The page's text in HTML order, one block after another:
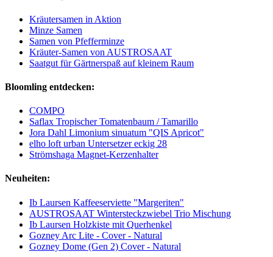
Kräutersamen in Aktion
Minze Samen
Samen von Pfefferminze
Kräuter-Samen von AUSTROSAAT
Saatgut für Gärtnerspaß auf kleinem Raum
Bloomling entdecken:
COMPO
Saflax Tropischer Tomatenbaum / Tamarillo
Jora Dahl Limonium sinuatum "QIS Apricot"
elho loft urban Untersetzer eckig 28
Strömshaga Magnet-Kerzenhalter
Neuheiten:
Ib Laursen Kaffeeserviette "Margeriten"
AUSTROSAAT Wintersteckzwiebel Trio Mischung
Ib Laursen Holzkiste mit Querhenkel
Gozney Arc Lite - Cover - Natural
Gozney Dome (Gen 2) Cover - Natural